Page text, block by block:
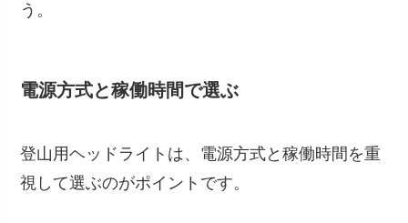
う。
電源方式と稼働時間で選ぶ
登山用ヘッドライトは、電源方式と稼働時間を重
視して選ぶのがポイントです。